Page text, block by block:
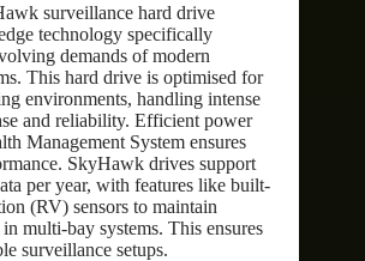
surveillance hard drive
technology specifically
demands of modern
This hard drive is optimised for
environments, handling intense
and reliability. Efficient power
Management System ensures
SkyHawk drives support
per year, with features like built-
(RV) sensors to maintain
multi-bay systems. This ensures
surveillance setups.